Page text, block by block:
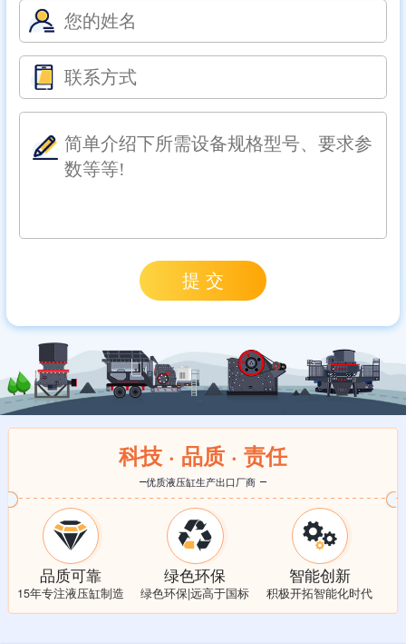
科技 · 品质 · 责任
优质液压缸生产出口厂商
品质可靠
15年专注液压缸制造
绿色环保
绿色环保|远高于国标
智能创新
积极开拓智能化时代